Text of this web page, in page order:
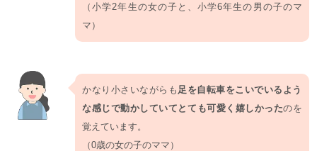
（小学2年生の女の子と、小学6年生の男の子のマ
マ）
かなり小さいながらも 足を自転車をこいでいるよう
な感じで動かしていてとても可愛く嬉しかったのを
覚えています。
（0歳の女の子のママ）